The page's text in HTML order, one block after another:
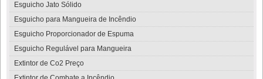
Esguicho Jato Sólido
Esguicho para Mangueira de Incêndio
Esguicho Proporcionador de Espuma
Esguicho Regulável para Mangueira
Extintor de Co2 Preço